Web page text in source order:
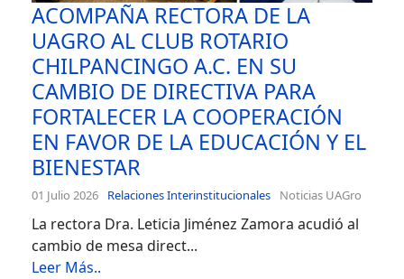
ACOMPAÑA RECTORA DE LA
UAGRO AL CLUB ROTARIO
CHILPANCINGO A.C. EN SU
CAMBIO DE DIRECTIVA PARA
FORTALECER LA COOPERACIÓN
EN FAVOR DE LA EDUCACIÓN Y EL
BIENESTAR
01 Julio 2026 Relaciones Interinstitucionales Noticias UAGro
La rectora Dra. Leticia Jiménez Zamora acudió al
cambio de mesa direct...
Leer Más..